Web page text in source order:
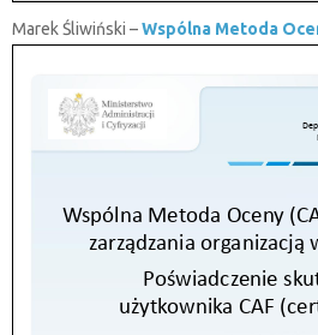
Marek Śliwiński –Wspólna Metoda